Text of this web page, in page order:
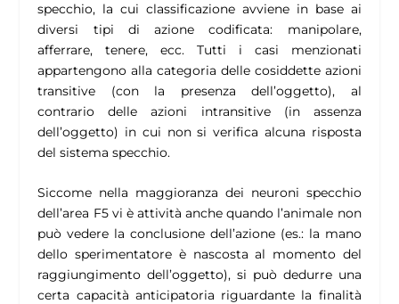
specchio, la cui classificazione avviene in base ai
diversi tipi di azione codificata: manipolare,
afferrare, tenere, ecc. Tutti i casi menzionati
appartengono alla categoria delle cosiddette azioni
transitive (con la presenza dell’oggetto), al
contrario delle azioni intransitive (in assenza
dell’oggetto) in cui non si verifica alcuna risposta
del sistema specchio.
Siccome nella maggioranza dei neuroni specchio
dell’area F5 vi è attività anche quando l’animale non
può vedere la conclusione dell’azione (es.: la mano
dello sperimentatore è nascosta al momento del
raggiungimento dell’oggetto), si può dedurre una
certa capacità anticipatoria riguardante la finalità